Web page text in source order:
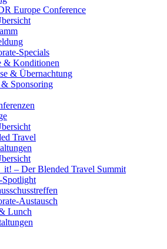
Europe Conference
Specials
& Konditionen
& Übernachtung
Sponsoring
Travel
– Der Blended Travel Summit
Austausch
Lunch